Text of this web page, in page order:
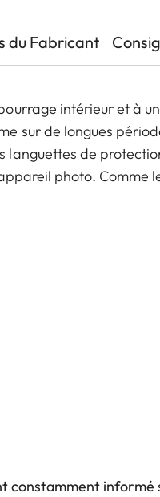
du Fabricant
intérieur et à
sur de longues
de
photo. Comme
les Leica D-Lux 7,
constamment informé